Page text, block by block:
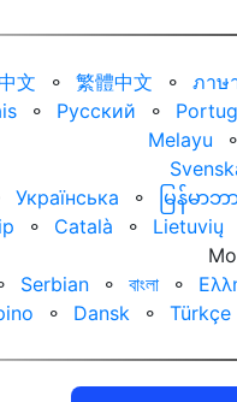
文 ⚬ 繁體中文 ⚬ ภาษ
⚬ Русский ⚬
Melayu
⚬
Українська ⚬ မြန်မာ
⚬ Català ⚬ Lietuvių
Serbian ⚬ বাংলা ⚬
⚬ Dansk ⚬ Türkçe